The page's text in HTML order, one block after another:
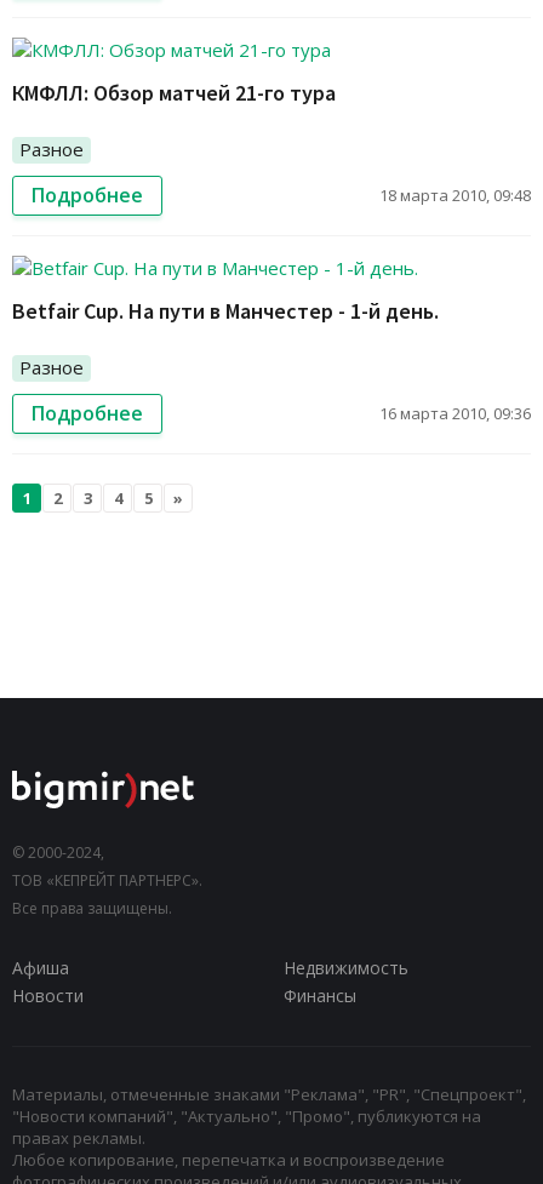
КМФЛЛ: Обзор матчей 21-го тура
Разное
Подробнее 18 марта 2010, 09:48
Betfair Cup. На пути в Манчестер - 1-й день.
Разное
Подробнее 16 марта 2010, 09:36
1 2 3 4 5 »
© 2000-2024,
ТОВ «КЕПРЕЙТ ПАРТНЕРС».
Все права защищены.
Афиша
Недвижимость
Новости
Финансы
Материалы, отмеченные знаками "Реклама", "PR", "Спецпроект",
"Новости компаний", "Актуально", "Промо", публикуются на
правах рекламы.
Любое копирование, перепечатка и воспроизведение